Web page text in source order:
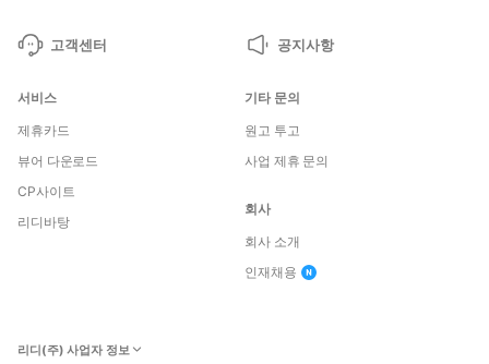
고객센터 공지사항
서비스
제휴카드
뷰어 다운로드
CP사이트
리디바탕
기타 문의
원고 투고
사업 제휴 문의
회사
회사 소개
인재채용
리디(주) 사업자 정보